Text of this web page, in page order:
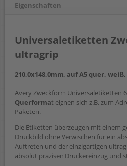
Eigenschaften
Universaletiketten
ultragrip
210,0x148,0mm, auf A5 quer,
Avery Zweckform Universaletiketten
Querformat eignen sich z.B. zum
Paketen.
Die Etiketten überzeugen mit einem
Druckbild ohne Verwischen für ein
Auftreten und der einzigartigen
absolut präzisen Druckereinzug und